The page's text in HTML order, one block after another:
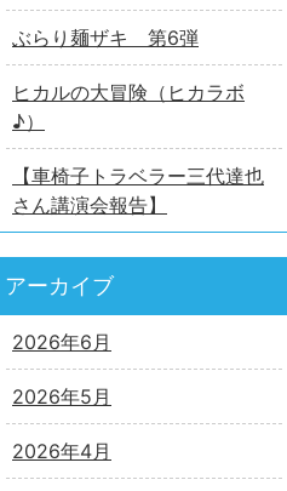
ぶらり麺ザキ 第6弾
ヒカルの大冒険（ヒカラボ
♪）
【車椅子トラベラー三代達也
さん講演会報告】
アーカイブ
2026年6月
2026年5月
2026年4月